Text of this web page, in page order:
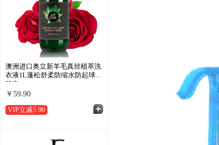
澳洲进口奥立新羊毛真丝植萃洗
衣液1L蓬松舒柔防缩水防起球抗
静电
￥59.90
VIP立减5.90